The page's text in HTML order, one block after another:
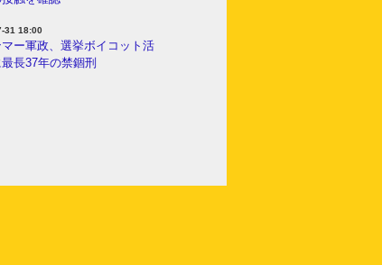
31 18:00
マー軍政、選挙ボイコット活
長37年の禁錮刑